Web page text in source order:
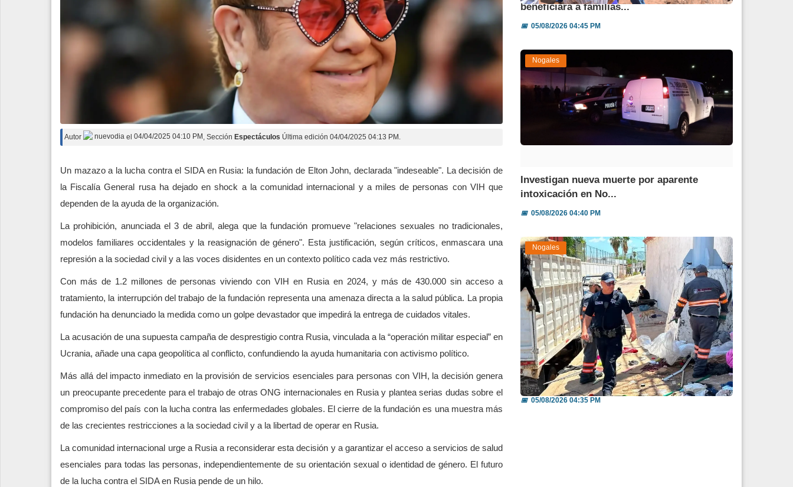
Autor nuevodia el 04/04/2025 04:10 PM , Sección Espectáculos Última edición 04/04/2025 04:13 PM.
Un mazazo a la lucha contra el SIDA en Rusia: la fundación de Elton John, declarada "indeseable". La decisión de
la Fiscalía General rusa ha dejado en shock a la comunidad internacional y a miles de personas con VIH que
dependen de la ayuda de la organización.
La prohibición, anunciada el 3 de abril, alega que la fundación promueve "relaciones sexuales no tradicionales,
modelos familiares occidentales y la reasignación de género". Esta justificación, según críticos, enmascara una
represión a la sociedad civil y a las voces disidentes en un contexto político cada vez más restrictivo.
Con más de 1.2 millones de personas viviendo con VIH en Rusia en 2024, y más de 430.000 sin acceso a
tratamiento, la interrupción del trabajo de la fundación representa una amenaza directa a la salud pública. La propia
fundación ha denunciado la medida como un golpe devastador que impedirá la entrega de cuidados vitales.
La acusación de una supuesta campaña de desprestigio contra Rusia, vinculada a la “operación militar especial” en
Ucrania, añade una capa geopolítica al conflicto, confundiendo la ayuda humanitaria con activismo político.
Más allá del impacto inmediato en la provisión de servicios esenciales para personas con VIH, la decisión genera
un preocupante precedente para el trabajo de otras ONG internacionales en Rusia y plantea serias dudas sobre el
compromiso del país con la lucha contra las enfermedades globales. El cierre de la fundación es una muestra más
de las crecientes restricciones a la sociedad civil y a la libertad de operar en Rusia.
La comunidad internacional urge a Rusia a reconsiderar esta decisión y a garantizar el acceso a servicios de salud
esenciales para todas las personas, independientemente de su orientación sexual o identidad de género. El futuro
de la lucha contra el SIDA en Rusia pende de un hilo.
beneficiará a familias...
📅05/08/2026 04:45 PM
Nogales
Investigan nueva muerte por aparente
intoxicación en No...
📅05/08/2026 04:40 PM
Nogales
Invitan a reportar espacios públicos
invadidos a través...
📅05/08/2026 04:35 PM